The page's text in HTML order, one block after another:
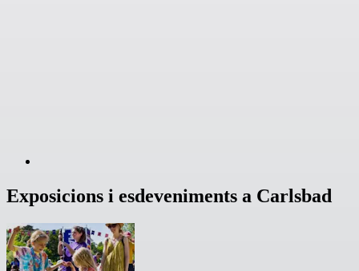
Exposicions i esdeveniments a Carlsbad